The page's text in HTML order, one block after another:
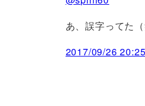
あ、誤字ってた（
2017/09/26